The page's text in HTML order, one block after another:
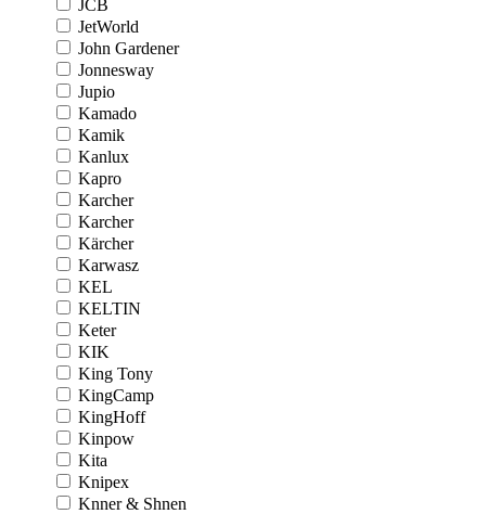
JCB
JetWorld
John Gardener
Jonnesway
Jupio
Kamado
Kamik
Kanlux
Kapro
Karcher
Karcher
Kärcher
Karwasz
KEL
KELTIN
Keter
KIK
King Tony
KingCamp
KingHoff
Kinpow
Kita
Knipex
Knner & Shnen